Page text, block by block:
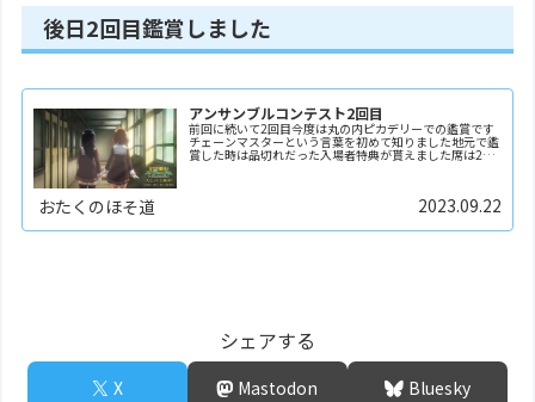
後日2回目鑑賞しました
アンサンブルコンテスト2回目
前回に続いて2回目今度は丸の内ピカデリーでの鑑賞です
チェーンマスターという言葉を初めて知りました地元で鑑
賞した時は品切れだった入場者特典が貰えました席は2階
おたくのほそ道 2023.09.22
シェアする
X Mastodon Bluesky